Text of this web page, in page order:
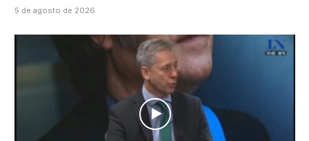
5 de agosto de 2026